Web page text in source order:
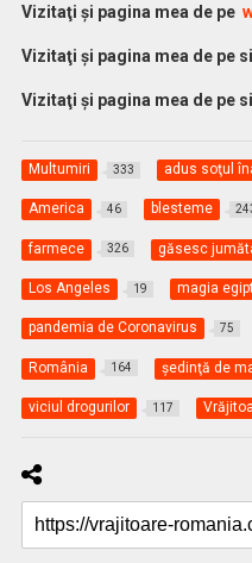
Vizitaţi şi pagina mea de pe
Vizitaţi şi pagina mea de pe
Vizitaţi şi pagina mea de pe
Multumiri 333 adus soţul
America 46 blesteme
farmece 326 găsesc
Los Angeles 19 magia
pandemia de Coronavirus 75
România 164 şedinţă de
viciul drogurilor 117